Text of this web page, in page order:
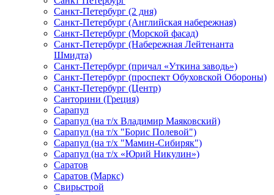
Санкт-Петербург (2 дня)
Санкт-Петербург (Английская набережная)
Санкт-Петербург (Морской фасад)
Санкт-Петербург (Набережная Лейтенанта
Шмидта)
Санкт-Петербург (причал «Уткина заводь»)
Санкт-Петербург (проспект Обуховской Обороны)
Санкт-Петербург (Центр)
Санторини (Греция)
Сарапул
Сарапул (на т/х Владимир Маяковский)
Сарапул (на т/х "Борис Полевой")
Сарапул (на т/х "Мамин-Сибиряк")
Сарапул (на т/х «Юрий Никулин»)
Саратов
Саратов (Маркс)
Свирьстрой